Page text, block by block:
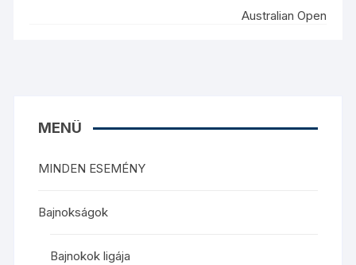
Australian Open
MENÜ
MINDEN ESEMÉNY
Bajnokságok
Bajnokok ligája